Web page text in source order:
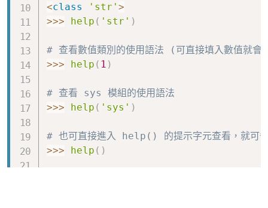
<class 'str' >
>>> help ( 'str' )
# 查看數值類別的使用語法 (可直接填入數值就
>>> help ( 1 )
# 查看 sys 模組的使用語法
>>> help ( 'sys' )
# 也可直接進入 help() 的提示字元查看，就可
>>> help ( )